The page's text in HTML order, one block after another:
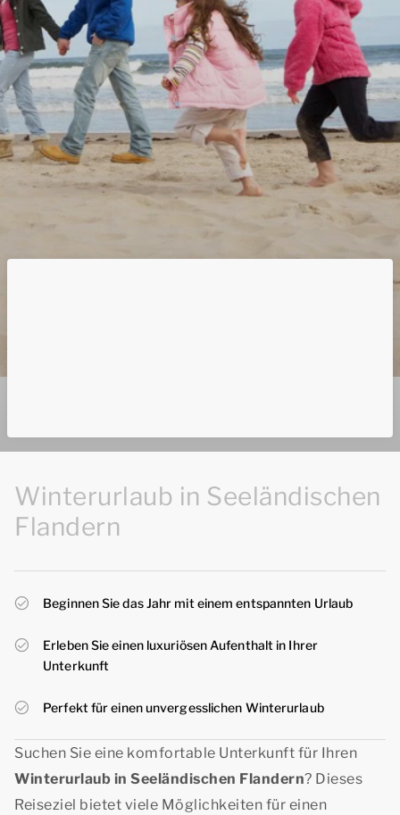
Winterurlaub in Seeländischen
Flandern
Beginnen Sie das Jahr mit einem entspannten Urlaub
Erleben Sie einen luxuriösen Aufenthalt in Ihrer
Unterkunft
Perfekt für einen unvergesslichen Winterurlaub
Suchen Sie eine komfortable Unterkunft für Ihren
Winterurlaub in Seeländischen Flandern? Dieses
Reiseziel bietet viele Möglichkeiten für einen